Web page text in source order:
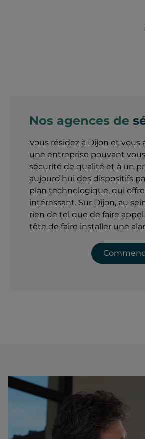
Nos agences de
Vous résidez à Dijon et
une entreprise pouvant
sécurité de qualité et à un
aujourd'hui des dispositifs
plan technologique, qui
intéressant. Sur Dijon, au
rien de tel que de faire
tête de faire installer une